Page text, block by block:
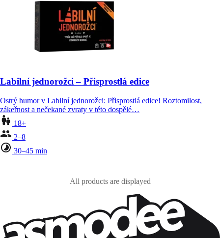
Labilní jednorožci – Přisprostlá edice
Ostrý humor v Labilní jednorožci: Přisprostlá edice! Roztomilost,
zákeřnost a nečekané zvraty v této dospělé…
18+
2–8
30–45 min
All products are displayed
Zůstaňte v kontaktu!